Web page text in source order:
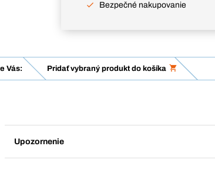
Bezpečné nakupovanie
Vás: Pridať vybraný produkt do košíka
Upozornenie